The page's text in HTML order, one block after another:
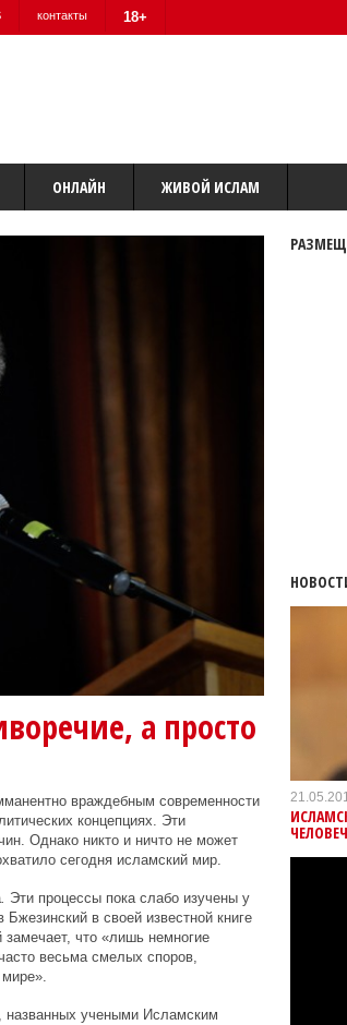
контакты 18+
ОНЛАЙН ЖИВОЙ ИСЛАМ
а просто
враждебным современности
концепциях. Эти
Однако никто и ничто не может
сегодня исламский мир.
. Эти процессы пока слабо изучены у
в своей известной книге
замечает, что «лишь немногие
весьма смелых споров,
названных учеными Исламским